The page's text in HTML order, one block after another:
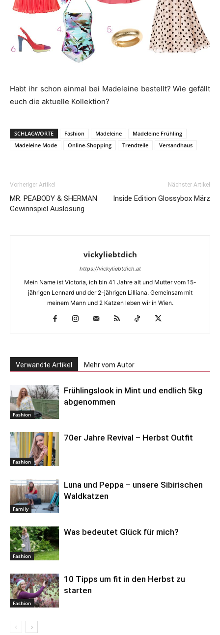
Habt ihr schon einmal bei Madeleine bestellt? Wie gefällt
euch die aktuelle Kollektion?
SCHLAGWORTE Fashion Madeleine
Madeleine Frühling
Madeleine Mode
Online-Shopping Trendteile Versandhaus
Vorheriger Artikel
MR. PEABODY & SHERMAN
Gewinnspiel Auslosung
Nächster Artikel
Inside Edition Glossybox März
vickyliebtdich
https://vickyliebtdich.at
Mein Name ist Victoria, ich bin 41 Jahre alt und Mutter vom 15-
jährigen Lennard und der 2-jährigen Lilliana. Gemeinsam mit
meinem Mann und 2 Katzen leben wir in Wien.
Verwandte Artikel Mehr vom Autor
Fashion
Frühlingslook in Mint und endlich 5kg
abgenommen
Fashion
70er Jahre Revival – Herbst Outfit
Family
Luna und Peppa – unsere Sibirischen
Waldkatzen
Fashion
Was bedeutet Glück für mich?
Fashion
10 Tipps um fit in den Herbst zu
starten